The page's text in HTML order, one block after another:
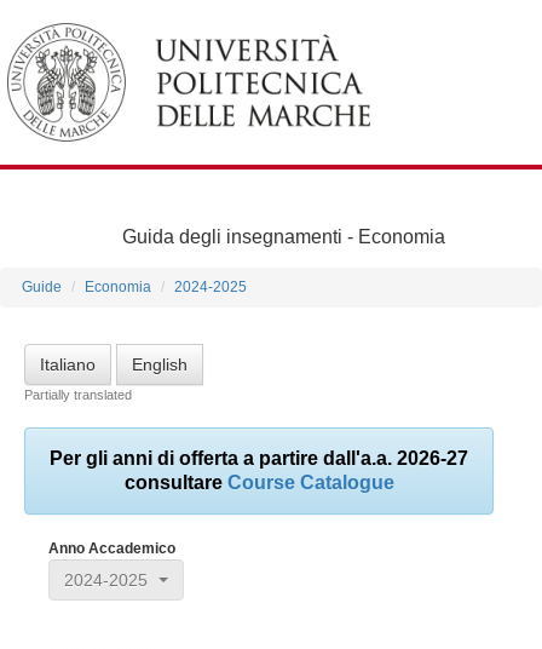
Guida degli insegnamenti - Economia
Guide Economia 2024-2025
Italiano English
Partially translated
Per gli anni di offerta a partire dall'a.a. 2026-27
consultare Course Catalogue
Anno Accademico
2024-2025